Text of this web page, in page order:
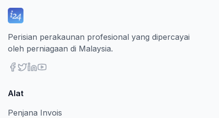
Perisian perakaunan profesional yang dipercayai
oleh perniagaan di Malaysia.
Alat
Penjana Invois